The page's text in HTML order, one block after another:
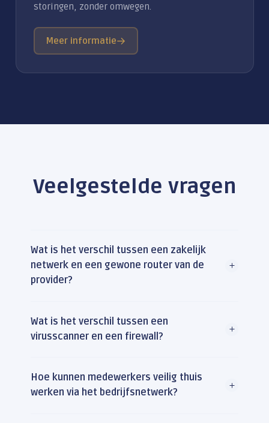
storingen, zonder omwegen.
Meer informatie
Veelgestelde vragen
Wat is het verschil tussen een zakelijk
netwerk en een gewone router van de
provider?
Wat is het verschil tussen een
virusscanner en een firewall?
Hoe kunnen medewerkers veilig thuis
werken via het bedrijfsnetwerk?